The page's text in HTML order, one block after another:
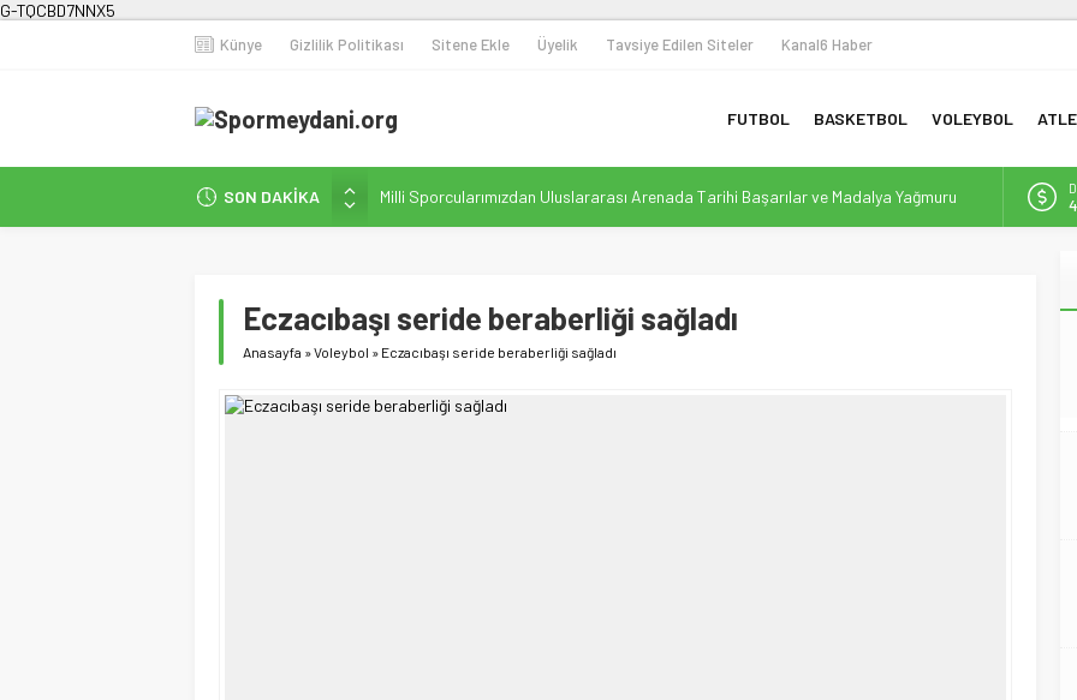
G-TQCBD7NNX5
Künye Gizlilik Politikası Sitene Ekle Üyelik Tavsiye Edilen Siteler Kanal6 Haber
FUTBOL BASKETBOL VOLEYBOL
SON DAKİKA
Milli Sporcularımızdan Uluslararası Arenada Tarihi Başarılar ve Madalya Yağmuru
Karanlığa Karşı Omuz Omuza: Sporun Dönüştürücü Gücüyle Toplumsal Farkındalık
Gecesi
Fenerbahçe Kadın Futbolunda Yeni Bir Yapılanma ve Finansal Dönüşüm
Efor Çay’dan Futbola Destek: Efor Çay, Erbaaspor’un Yeni Gücü Oldu
Eczacıbaşı seride beraberliği sağladı
Anasayfa »Voleybol » Eczacıbaşı seride beraberliği sağladı